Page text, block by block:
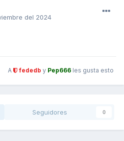
del 2024
A fededb y Pep666 les gusta esto
Seguidores 0